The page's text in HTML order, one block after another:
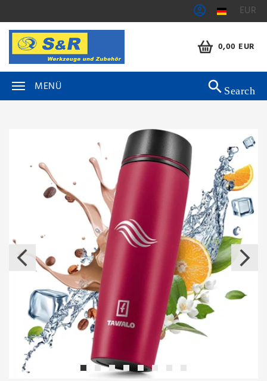
EUR
0,00 EUR
MENÜ Search